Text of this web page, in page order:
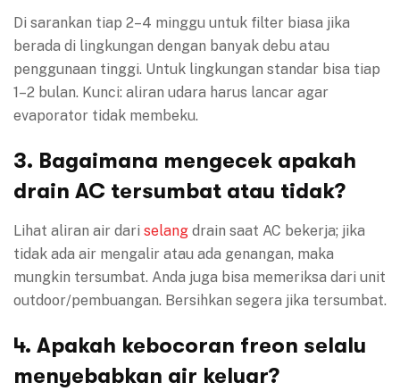
Di sarankan tiap 2–4 minggu untuk filter biasa jika
berada di lingkungan dengan banyak debu atau
penggunaan tinggi. Untuk lingkungan standar bisa tiap
1–2 bulan. Kunci: aliran udara harus lancar agar
evaporator tidak membeku.
3. Bagaimana mengecek apakah
drain AC tersumbat atau tidak?
Lihat aliran air dari selang drain saat AC bekerja; jika
tidak ada air mengalir atau ada genangan, maka
mungkin tersumbat. Anda juga bisa memeriksa dari unit
outdoor/pembuangan. Bersihkan segera jika tersumbat.
4. Apakah kebocoran freon selalu
menyebabkan air keluar?